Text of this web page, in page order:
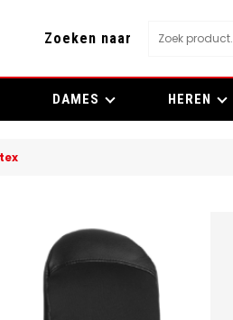
Zoeken naar
DAMES HEREN